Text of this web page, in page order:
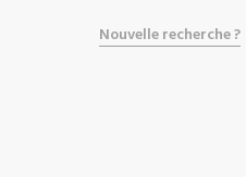
Nouvelle recherche ?